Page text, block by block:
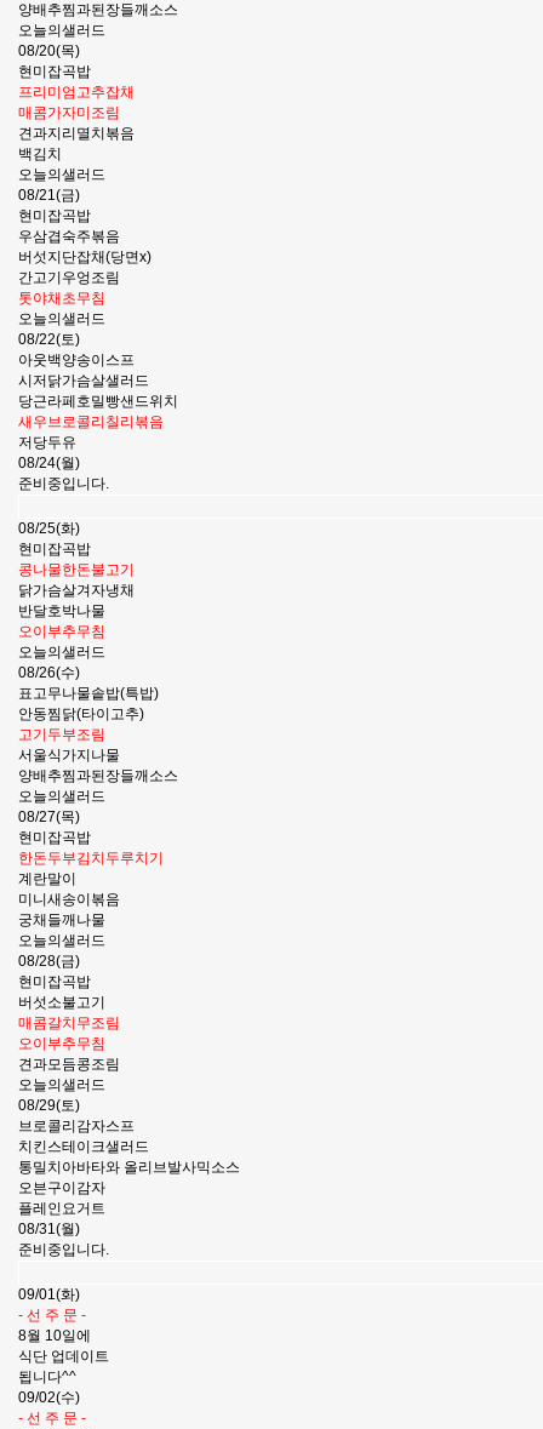
양배추찜과된장들깨소스
오늘의샐러드
08/20(목)
현미잡곡밥
프리미엄고추잡채
매콤가자미조림
견과지리멸치볶음
백김치
오늘의샐러드
08/21(금)
현미잡곡밥
우삼겹숙주볶음
버섯지단잡채(당면x)
간고기우엉조림
톳야채초무침
오늘의샐러드
08/22(토)
아웃백양송이스프
시저닭가슴살샐러드
당근라페호밀빵샌드위치
새우브로콜리칠리볶음
저당두유
08/24(월)
준비중입니다.
08/25(화)
현미잡곡밥
콩나물한돈불고기
닭가슴살겨자냉채
반달호박나물
오이부추무침
오늘의샐러드
08/26(수)
표고무나물솥밥(특밥)
안동찜닭(타이고추)
고기두부조림
서울식가지나물
양배추찜과된장들깨소스
오늘의샐러드
08/27(목)
현미잡곡밥
한돈두부김치두루치기
계란말이
미니새송이볶음
궁채들깨나물
오늘의샐러드
08/28(금)
현미잡곡밥
버섯소불고기
매콤갈치무조림
오이부추무침
견과모듬콩조림
오늘의샐러드
08/29(토)
브로콜리감자스프
치킨스테이크샐러드
통밀치아바타와 올리브발사믹소스
오븐구이감자
플레인요거트
08/31(월)
준비중입니다.
09/01(화)
- 선 주 문 -
8월 10일에
식단 업데이트
됩니다^^
09/02(수)
- 선 주 문 -